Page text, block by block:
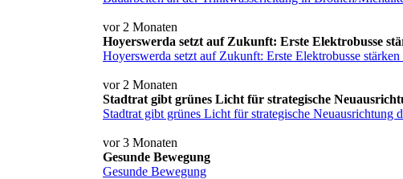
vor 2 Monaten
Hoyerswerda setzt auf Zukunft: Erste Elektrobusse
Hoyerswerda setzt auf Zukunft: Erste Elektrobusse
vor 2 Monaten
Stadtrat gibt grünes Licht für strategische
Stadtrat gibt grünes Licht für strategische Neuausrichtung
vor 3 Monaten
Gesunde Bewegung
Gesunde Bewegung